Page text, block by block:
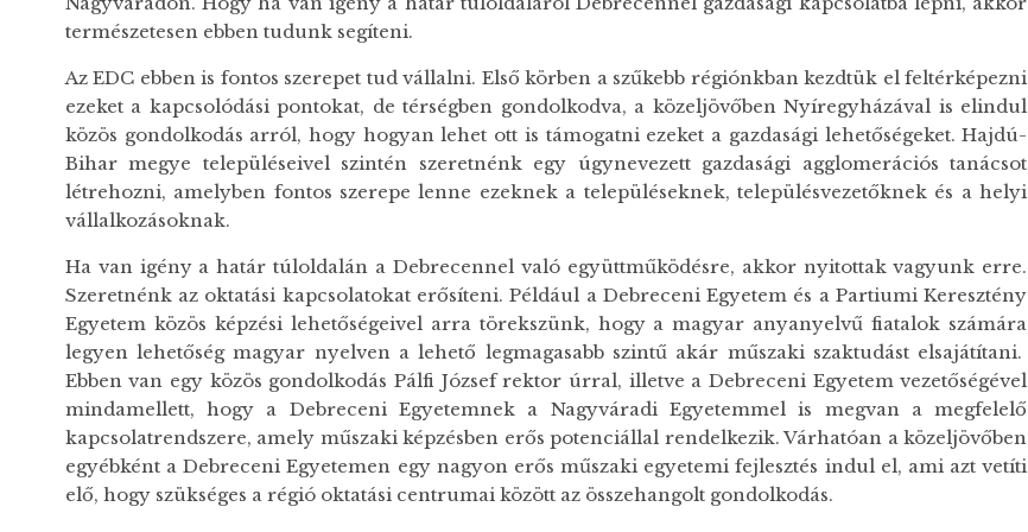
természetesen ebben tudunk segíteni.
Az EDC ebben is fontos szerepet tud vállalni. Első körben a szűkebb régiónkban kezdtük el feltérképezni
ezeket a kapcsolódási pontokat, de térségben gondolkodva, a közeljövőben Nyíregyházával is elindul
közös gondolkodás arról, hogy hogyan lehet ott is támogatni ezeket a gazdasági lehetőségeket. Hajdú-
Bihar megye településeivel szintén szeretnénk egy úgynevezett gazdasági agglomerációs tanácsot
létrehozni, amelyben fontos szerepe lenne ezeknek a településeknek, településvezetőknek és a helyi
vállalkozásoknak.
Ha van igény a határ túloldalán a Debrecennel való együttműködésre, akkor nyitottak vagyunk erre.
Szeretnénk az oktatási kapcsolatokat erősíteni. Például a Debreceni Egyetem és a Partiumi Keresztény
Egyetem közös képzési lehetőségeivel arra törekszünk, hogy a magyar anyanyelvű fiatalok számára
legyen lehetőség magyar nyelven a lehető legmagasabb szintű akár műszaki szaktudást elsajátítani.
Ebben van egy közös gondolkodás Pálfi József rektor úrral, illetve a Debreceni Egyetem vezetőségével
mindamellett, hogy a Debreceni Egyetemnek a Nagyváradi Egyetemmel is megvan a megfelelő
kapcsolatrendszere, amely műszaki képzésben erős potenciállal rendelkezik. Várhatóan a közeljövőben
egyébként a Debreceni Egyetemen egy nagyon erős műszaki egyetemi fejlesztés indul el, ami azt vetíti
elő, hogy szükséges a régió oktatási centrumai között az összehangolt gondolkodás.